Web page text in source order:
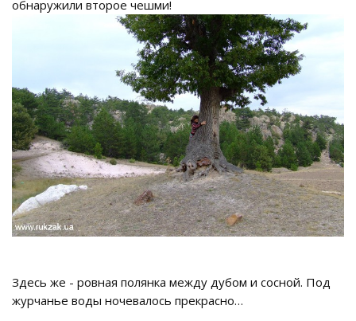
обнаружили второе чешми!
Здесь же - ровная полянка между дубом и сосной. Под
журчанье воды ночевалось прекрасно…